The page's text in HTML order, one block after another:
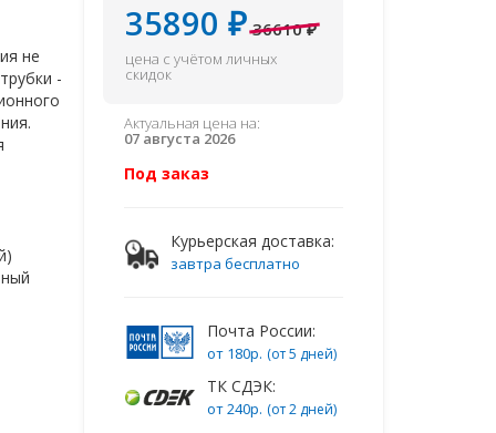
не
-
35890 ₽ 36610 ₽
цена с учётом личных
скидок
Актуальная цена на:
07 августа 2026
Под заказ
Курьерская доставка:
завтра бесплатно
Почта России:
от 180р. (от 5 дней)
ТК СДЭК:
от 240р. (от 2 дней)